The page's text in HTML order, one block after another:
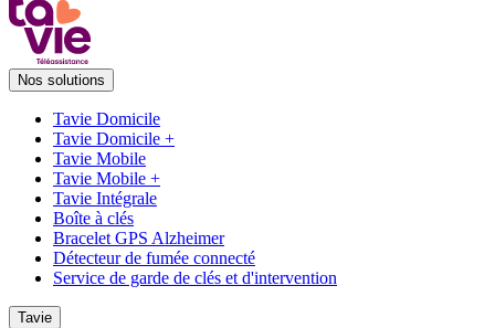
Nos solutions
Tavie Domicile
Tavie Domicile +
Tavie Mobile
Tavie Mobile +
Tavie Intégrale
Boîte à clés
Bracelet GPS Alzheimer
Détecteur de fumée connecté
Service de garde de clés et d'intervention
Tavie